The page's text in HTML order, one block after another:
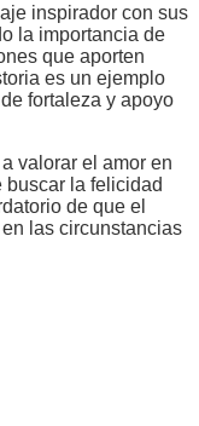
inspirador con sus
la importancia de
que aporten
es un ejemplo
fortaleza y apoyo
valorar el amor en
buscar la felicidad
de que el
las circunstancias